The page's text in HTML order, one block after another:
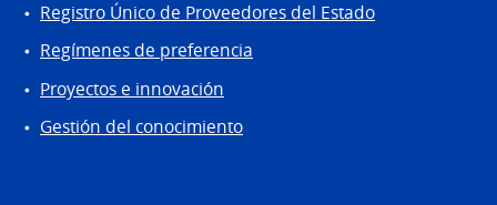
Registro Único de Proveedores del Estado
Regímenes de preferencia
Proyectos e innovación
Gestión del conocimiento